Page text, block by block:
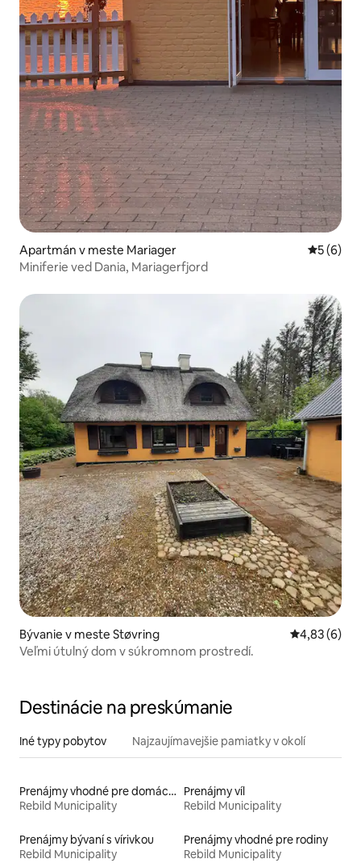
Apartmán v meste Mariager
5 (6)
Miniferie ved Dania, Mariagerfjord
Bývanie v meste Støvring Priemerné
4,83 (6)
Veľmi útulný dom v súkromnom prostredí.
Destinácie na preskúmanie
Iné typy pobytov Najzaujímavejšie pamiatky v okolí
Prenájmy vhodné pre domáce zvieratá
Rebild Municipality
Prenájmy víl
Rebild Municipality
Prenájmy bývaní s vírivkou
Rebild Municipality
Prenájmy vhodné pre rodiny
Rebild Municipality